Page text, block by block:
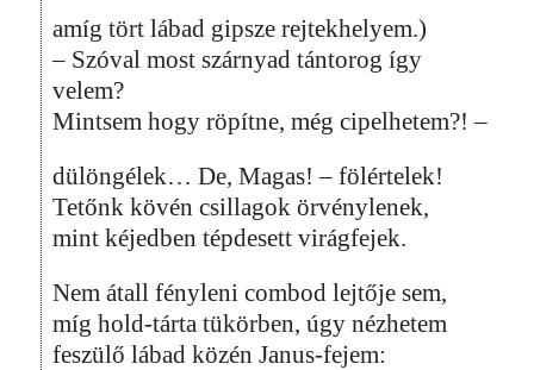
amíg tört lábad gipsze rejtekhelyem.)
– Szóval most szárnyad tántorog így
velem?
Mintsem hogy röpítne, még cipelhetem?! –
dülöngélek… De, Magas! – fölértelek!
Tetőnk kövén csillagok örvénylenek,
mint kéjedben tépdesett virágfejek.
Nem átall fényleni combod lejtője sem,
míg hold-tárta tükörben, úgy nézhetem
feszülő lábad közén Janus-fejem: